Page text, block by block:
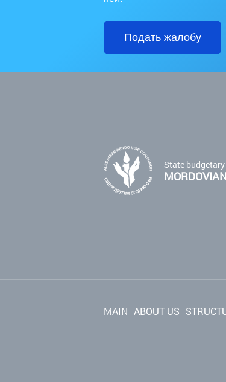
Подать жалобу
State
MAIN ABOUT US